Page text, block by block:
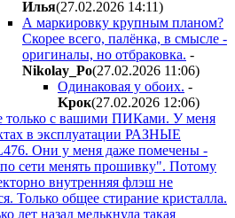
Илья(27.02.2026 14:11)
А маркировку крупным планом?
Скорее всего, палёнка, в смысле -
оригиналы, но отбраковка. -
Nikolay_Po(27.02.2026 11:06)
Одинаковая у обоих. -
Kpoк(27.02.2026 12:06)
только с вашими ПИКами. У меня
в эксплуатации РАЗНЫЕ
Они у меня даже помечены -
по сети менять прошивку". Потому
внутренняя флэш не
Только общее стирание кристалла.
лет назад мелькнула такая